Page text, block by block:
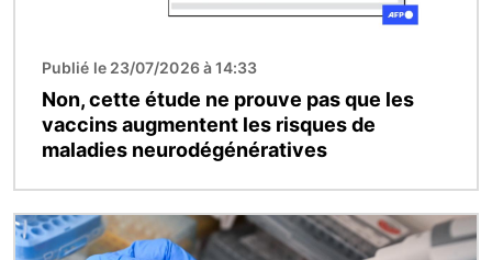
Publié le 23/07/2026 à 14:33
Non, cette étude ne prouve pas que les
vaccins augmentent les risques de
maladies neurodégénératives
Image